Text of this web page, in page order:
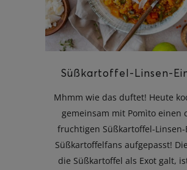
Süßkartoffel-Linsen-
Mhmm wie das duftet! Heute
gemeinsam mit Pomìto einen
fruchtigen Süßkartoffel-
Süßkartoffelfans aufgepasst!
die Süßkartoffel als Exot galt,